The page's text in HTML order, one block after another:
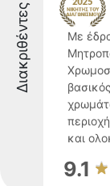
Διακριθέντες
Με
και
9.1